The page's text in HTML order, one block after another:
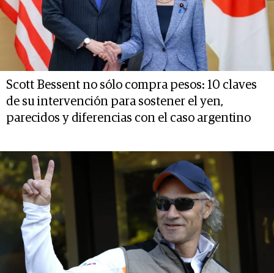
Scott Bessent no sólo compra pesos: 10 claves
de su intervención para sostener el yen,
parecidos y diferencias con el caso argentino